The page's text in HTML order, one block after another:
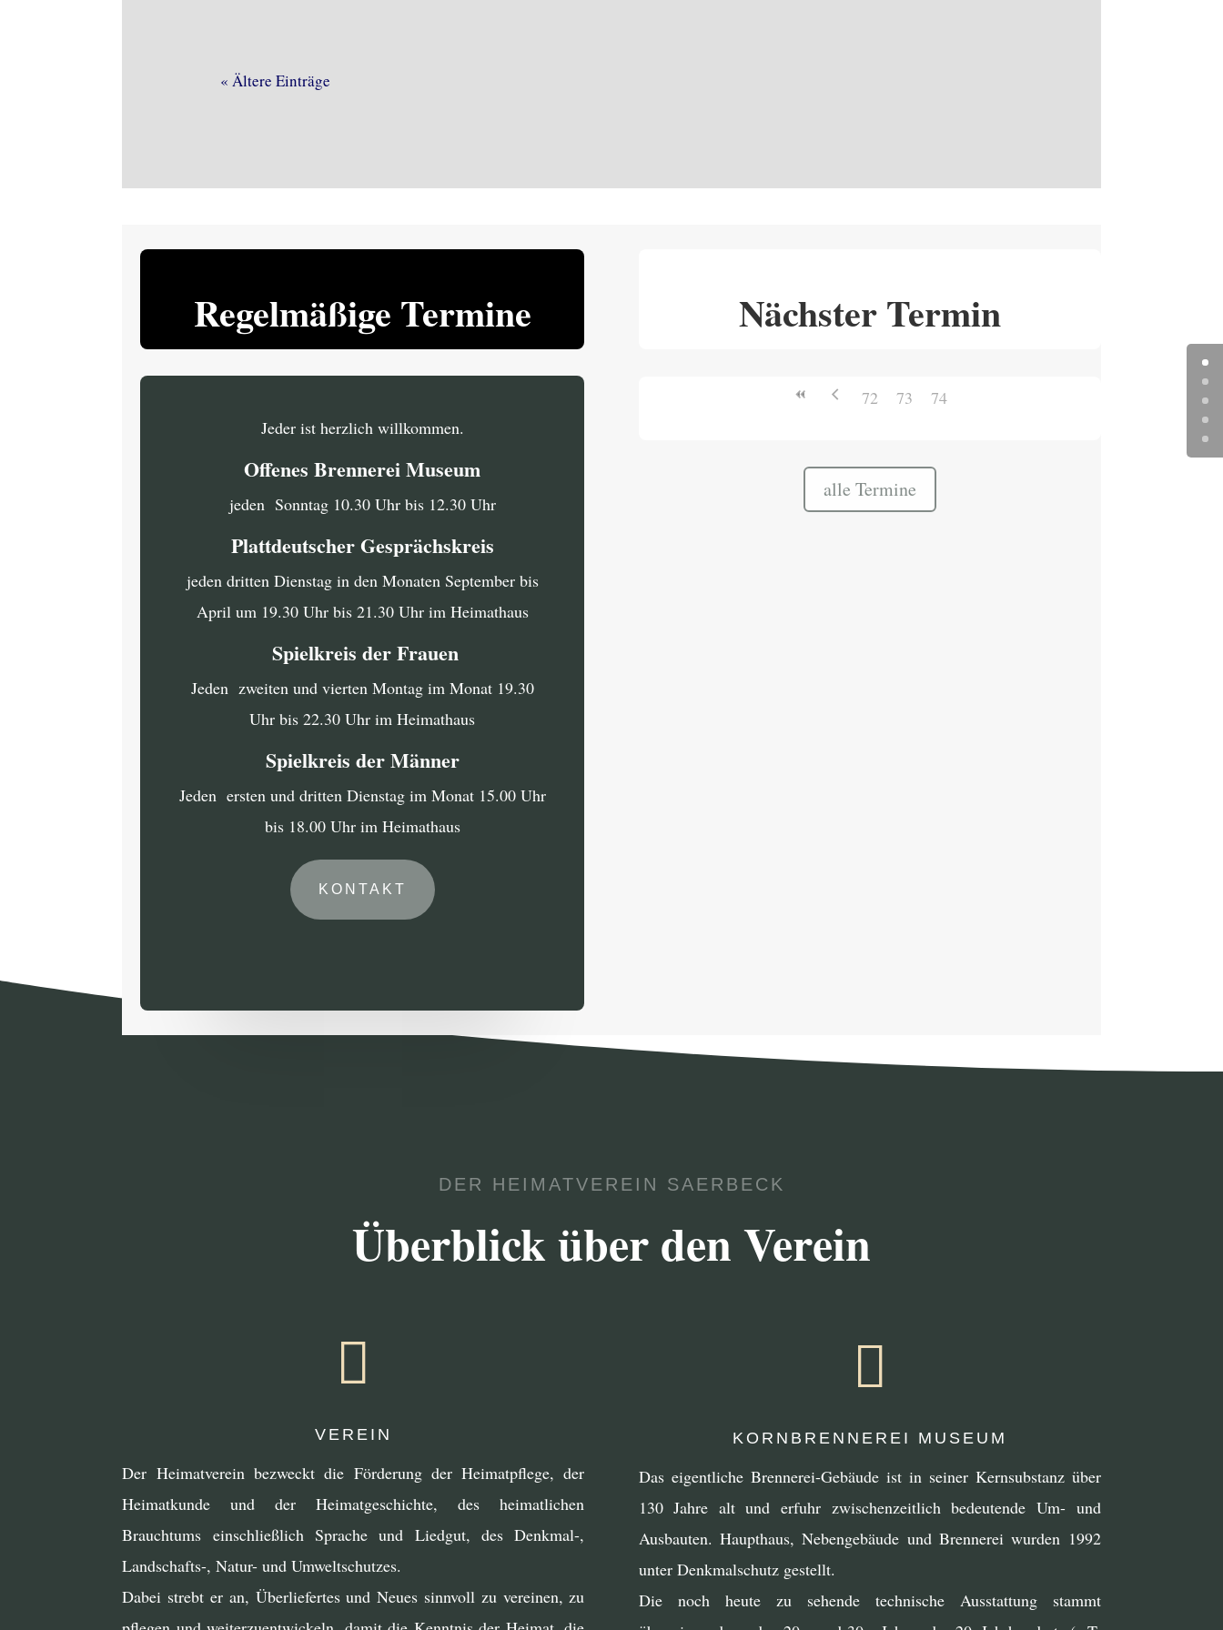
« Ältere Einträge
Regelmäßige Termine
Jeder ist herzlich willkommen.
Offenes Brennerei Museum
jeden Sonntag 10.30 Uhr bis 12.30 Uhr
Plattdeutscher Gesprächskreis
jeden dritten Dienstag in den Monaten September bis
April um 19.30 Uhr bis 21.30 Uhr im Heimathaus
Spielkreis der Frauen
Jeden zweiten und vierten Montag im Monat 19.30
Uhr bis 22.30 Uhr im Heimathaus
Spielkreis der Männer
Jeden ersten und dritten Dienstag im Monat 15.00 Uhr
bis 18.00 Uhr im Heimathaus
KONTAKT
Nächster Termin
72 73 74
alle Termine
DER HEIMATVEREIN SAERBECK
Überblick über den Verein

VEREIN
Der Heimatverein bezweckt die Förderung der Heimatpflege, der
Heimatkunde und der Heimatgeschichte, des heimatlichen
Brauchtums einschließlich Sprache und Liedgut, des Denkmal-,
Landschafts-, Natur- und Umweltschutzes.
Dabei strebt er an, Überliefertes und Neues sinnvoll zu vereinen, zu

KORNBRENNEREI MUSEUM
Das eigentliche Brennerei-Gebäude ist in seiner Kernsubstanz über
130 Jahre alt und erfuhr zwischenzeitlich bedeutende Um- und
Ausbauten. Haupthaus, Nebengebäude und Brennerei wurden 1992
unter Denkmalschutz gestellt.
Die noch heute zu sehende technische Ausstattung stammt